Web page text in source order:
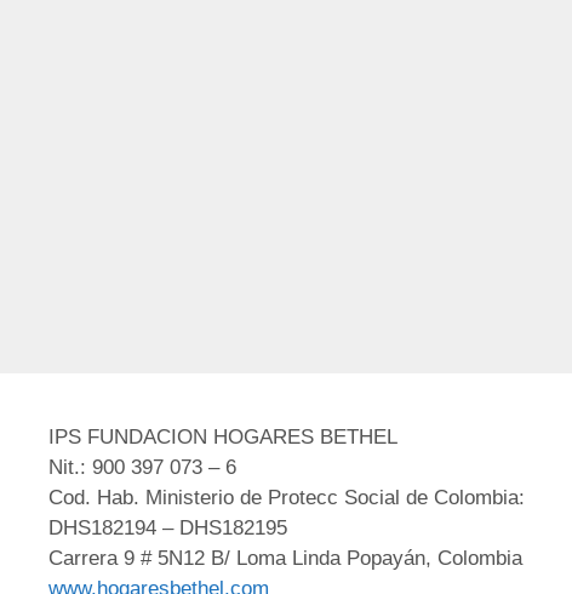
IPS FUNDACION HOGARES BETHEL
Nit.: 900 397 073 – 6
Cod. Hab. Ministerio de Protecc Social de Colombia:
DHS182194 – DHS182195
Carrera 9 # 5N12 B/ Loma Linda Popayán, Colombia
www.hogaresbethel.com